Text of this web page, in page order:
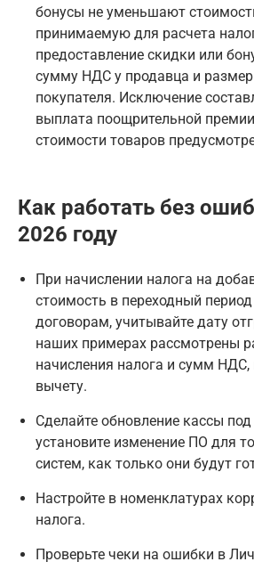
бонусы не уменьшают
принимаемую для расчета
предоставление скидки или
сумму НДС у продавца и
покупателя. Исключение
выплата поощрительной
стоимости товаров
Как работать без
2026 году
При начислении налога на
стоимость в переходный
договорам, учитывайте дату
наших примерах рассмотрены
начисления налога и сумм
вычету.
Сделайте обновление кассы
установите изменение ПО для
систем, как только они будут
Настройте в номенклатурах
налога.
Проверьте чеки на ошибки в